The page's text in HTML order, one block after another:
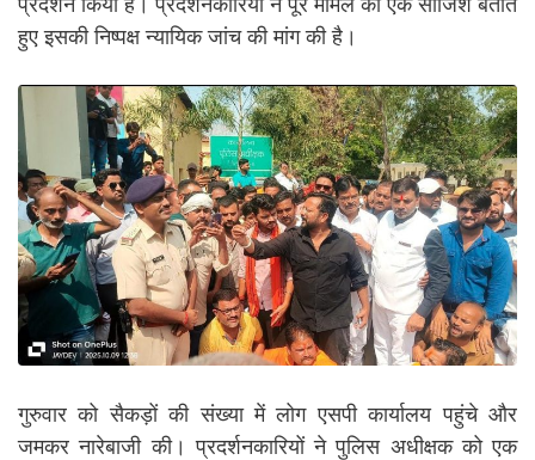
हुए इसकी निष्पक्ष न्यायिक जांच की मांग की है।
गुरुवार को सैकड़ों की संख्या में लोग एसपी कार्यालय पहुंचे और
जमकर नारेबाजी की। प्रदर्शनकारियों ने पुलिस अधीक्षक को एक